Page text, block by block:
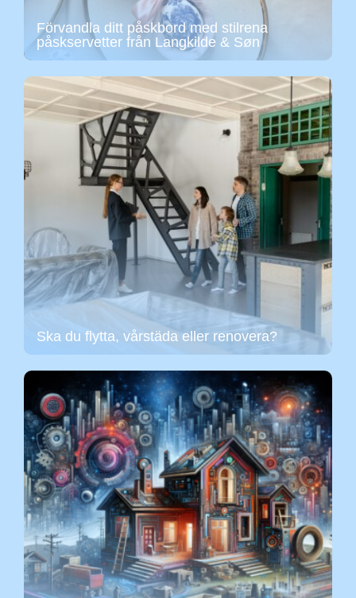
Förvandla ditt påskbord med stilrena
påskservetter från Langkilde & Søn
Ska du flytta, vårstäda eller renovera?